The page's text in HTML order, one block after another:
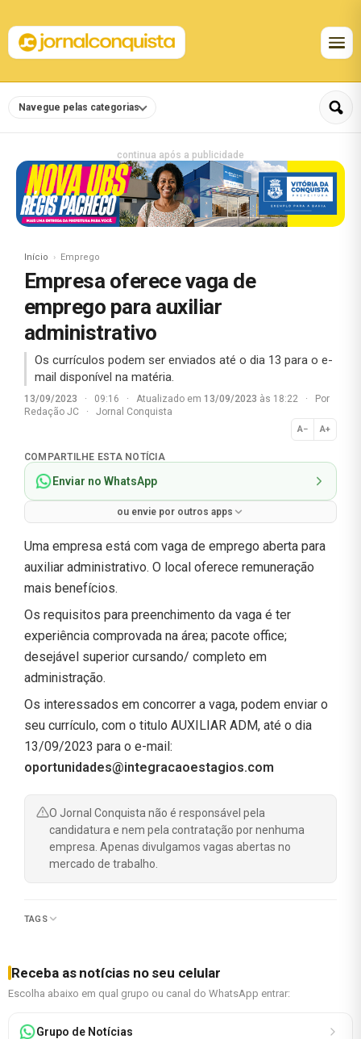
Navegue pelas categorias
continua após a publicidade
Início Emprego
Empresa oferece vaga de
emprego para auxiliar
administrativo
Os currículos podem ser enviados até o dia 13 para o e-
mail disponível na matéria.
13/09/2023 · 09:16 · Atualizado em 13/09/2023 às 18:22 ·
Por
Redação JC
· Jornal Conquista
A− A+
Normal
COMPARTILHE ESTA NOTÍCIA
Enviar no WhatsApp
ou envie por outros apps
Uma empresa está com vaga de emprego aberta para
auxiliar administrativo. O local oferece remuneração
mais benefícios.
Os requisitos para preenchimento da vaga é ter
experiência comprovada na área; pacote office;
desejável superior cursando/ completo em
administração.
Os interessados em concorrer a vaga, podem enviar o
seu currículo, com o titulo AUXILIAR ADM, até o dia
13/09/2023 para o e-mail:
oportunidades@integracaoestagios.com
O Jornal Conquista não é responsável pela
candidatura e nem pela contratação por nenhuma
empresa. Apenas divulgamos vagas abertas no
mercado de trabalho.
TAGS
Receba as notícias no seu celular
Escolha abaixo em qual grupo ou canal do WhatsApp entrar:
Grupo de Notícias